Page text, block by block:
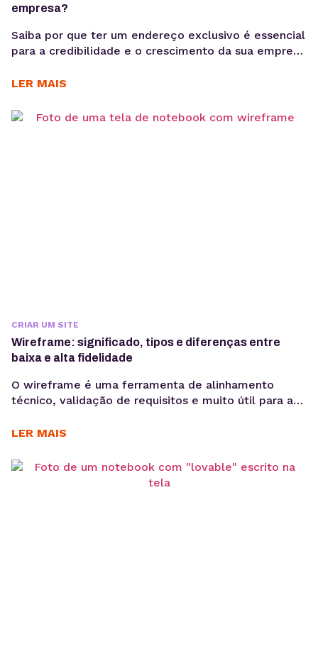
empresa?
Saiba por que ter um endereço exclusivo é essencial
para a credibilidade e o crescimento da sua empresa
custos envolvidos e descubra qual extensão faz
lançar o site da sua empresa, o primeiro passo é
LER MAIS
CRIAR UM SITE
Wireframe: significado, tipos e diferenças entre
baixa e alta fidelidade
O wireframe é uma ferramenta de alinhamento
técnico, validação de requisitos e muito útil para a
antecipa problemas de navegação, arquitetura da
recursos em outras etapas. No desenvolvimento de
produtos digitais, decisões tomadas nas primeiras
LER MAIS